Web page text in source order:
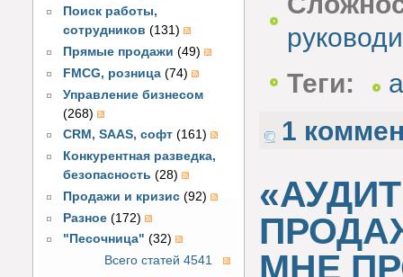
Поиск работы,
сотрудников (131)
Прямые продажи (49)
FMCG, розница (74)
Управление бизнесом
(268)
CRM, SAAS, софт (161)
Конкурентная разведка,
безопасность (28)
Продажи и кризис (92)
Разное (172)
"Песочница" (32)
Всего статей 4541
Теги:
1
МНЕ